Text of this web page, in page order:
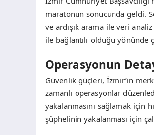
maratonun sonucunda geldi.
ve ardışık arama ile veri
ile bağlantılı olduğu yönünde
Operasyonun
Güvenlik güçleri, İzmir’in
zamanlı operasyonlar
yakalanmasını sağlamak için
şüphelinin yakalanması için